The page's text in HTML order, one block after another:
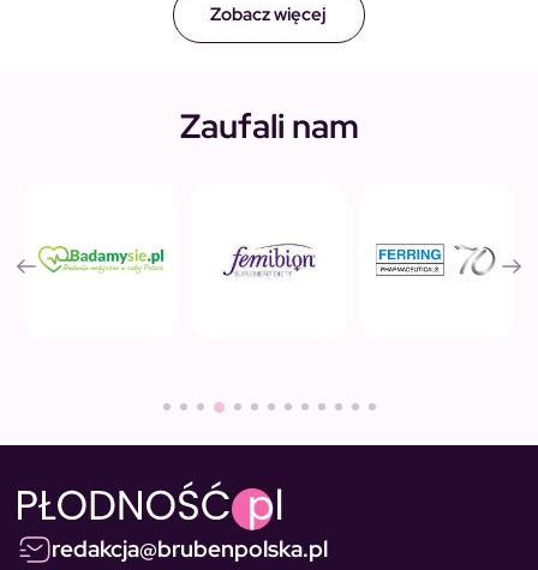
Zobacz więcej
Zaufali nam
redakcja@brubenpolska.pl